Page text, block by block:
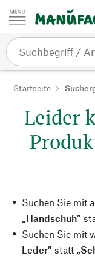
Zum Inhalt springen
Startseite
Leider
Suchen Sie mit
„Handschuh”
Suchen Sie mit
Leder” statt